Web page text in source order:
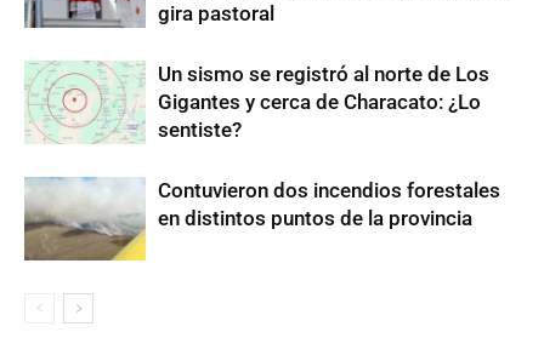
gira pastoral
Un sismo se registró al norte de Los
Gigantes y cerca de Characato: ¿Lo
sentiste?
Contuvieron dos incendios forestales
en distintos puntos de la provincia